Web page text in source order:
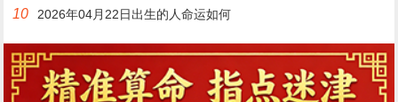
10 2026年04月22日出生的人命运如何